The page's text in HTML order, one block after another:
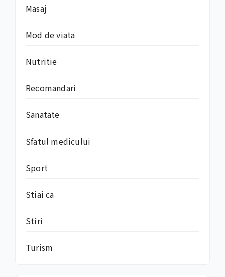
Masaj
Mod de viata
Nutritie
Recomandari
Sanatate
Sfatul medicului
Sport
Stiai ca
Stiri
Turism